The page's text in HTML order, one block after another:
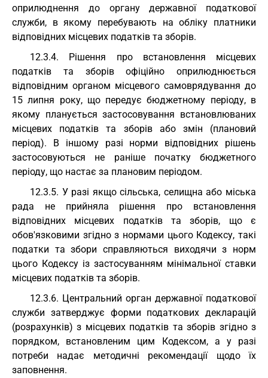
оприлюднення до органу державної податкової
служби, в якому перебувають на обліку платники
відповідних місцевих податків та зборів.
12.3.4. Рішення про встановлення місцевих
податків та зборів офіційно оприлюднюється
відповідним органом місцевого самоврядування до
15 липня року, що передує бюджетному періоду, в
якому планується застосовування встановлюваних
місцевих податків та зборів або змін (плановий
період). В іншому разі норми відповідних рішень
застосовуються не раніше початку бюджетного
періоду, що настає за плановим періодом.
12.3.5. У разі якщо сільська, селищна або міська
рада не прийняла рішення про встановлення
відповідних місцевих податків та зборів, що є
обов'язковими згідно з нормами цього Кодексу, такі
податки та збори справляються виходячи з норм
цього Кодексу із застосуванням мінімальної ставки
місцевих податків та зборів.
12.3.6. Центральний орган державної податкової
служби затверджує форми податкових декларацій
(розрахунків) з місцевих податків та зборів згідно з
порядком, встановленим цим Кодексом, а у разі
потреби надає методичні рекомендації щодо їх
заповнення.